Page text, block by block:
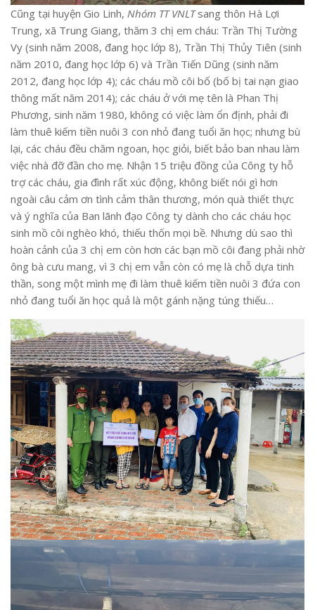
Cũng tại huyện Gio Linh, Nhóm TT VNLTsang thôn Hà Lợi
Trung, xã Trung Giang, thăm 3 chị em cháu: Trần Thị Tường
Vy (sinh năm 2008, đang học lớp 8), Trần Thị Thủy Tiên (sinh
năm 2010, đang học lớp 6) và Trần Tiến Dũng (sinh năm
2012, đang học lớp 4); các cháu mồ côi bố (bố bị tai nạn giao
thông mất năm 2014); các cháu ở với mẹ tên là Phan Thị
Phương, sinh năm 1980, không có việc làm ổn định, phải đi
làm thuê kiếm tiền nuôi 3 con nhỏ đang tuổi ăn học; nhưng bù
lại, các cháu đều chăm ngoan, học giỏi, biết bảo ban nhau làm
việc nhà đỡ đần cho mẹ. Nhận 15 triệu đồng của Công ty hỗ
trợ các cháu, gia đình rất xúc động, không biết nói gì hơn
ngoài câu cảm ơn tình cảm thân thương, món quà thiết thực
và ý nghĩa của Ban lãnh đạo Công ty dành cho các cháu học
sinh mồ côi nghèo khó, thiếu thốn mọi bề. Nhưng dù sao thì
hoàn cảnh của 3 chị em còn hơn các bạn mồ côi đang phải nhờ
ông bà cưu mang, vì 3 chị em vẫn còn có mẹ là chỗ dựa tinh
thần, song một mình mẹ đi làm thuê kiếm tiền nuôi 3 đứa con
nhỏ đang tuổi ăn học quả là một gánh nặng túng thiếu…